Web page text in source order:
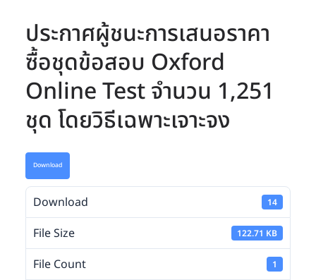
ประกาศผู้ชนะการเสนอราคา
ซื้อชุดข้อสอบ Oxford
Online Test จำนวน 1,251
ชุด โดยวิธีเฉพาะเจาะจง
Download
Download 14
File Size 122.71 KB
File Count 1